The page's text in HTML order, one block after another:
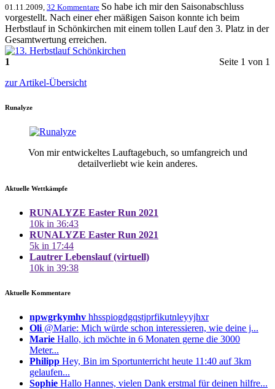
01.11.2009, 32 Kommentare So habe ich mir den Saisonabschluss
vorgestellt. Nach einer eher mäßigen Saison konnte ich beim
Herbstlauf in Schönkirchen mit einem tollen Lauf den 3. Platz in der
Gesamtwertung erreichen.
Seite 1 von 1
1
zur Artikel-Übersicht
Runalyze
Von mir entwickeltes Lauftagebuch, so umfangreich und
detailverliebt wie kein anderes.
Aktuelle Wettkämpfe
RUNALYZE Easter Run 2021
10k in 36:43
RUNALYZE Easter Run 2021
5k in 17:44
Lautrer Lebenslauf (virtuell)
10k in 39:38
Aktuelle Kommentare
npwgrkymhv hhsspiogdgqstjprfikutnleyyjhxr
Oli @Marie: Mich würde schon interessieren, wie deine j...
Marie Hallo, ich möchte in 6 Monaten gerne die 3000
Meter...
Philipp Hey, Bin im Sportunterricht heute 11:40 auf 3km
gelaufen...
Sophie Hallo Hannes, vielen Dank erstmal für deinen hilfre...